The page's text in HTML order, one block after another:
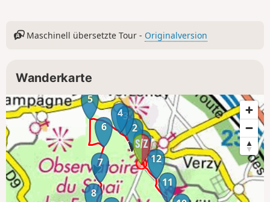
Maschinell übersetzte Tour - Originalversion
Wanderkarte
1
2
3
4
5
6
7
8
11
12